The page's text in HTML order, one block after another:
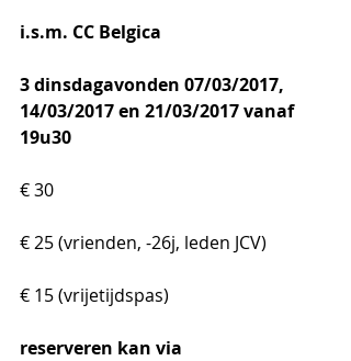
i.s.m. CC Belgica
3 dinsdagavonden 07/03/2017,
14/03/2017 en 21/03/2017 vanaf
19u30
€ 30
€ 25 (vrienden, -26j, leden JCV)
€ 15 (vrijetijdspas)
reserveren kan via